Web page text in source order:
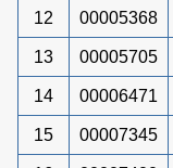
12 00005368
13 00005705
14 00006471
15 00007345